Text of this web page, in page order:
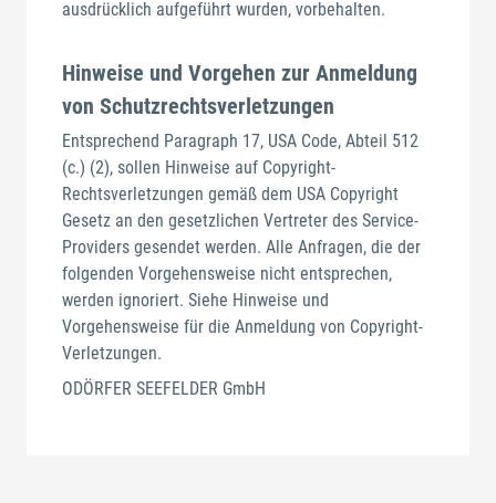
ausdrücklich aufgeführt wurden, vorbehalten.
Hinweise und Vorgehen zur Anmeldung
von Schutzrechtsverletzungen
Entsprechend Paragraph 17, USA Code, Abteil 512
(c.) (2), sollen Hinweise auf Copyright-
Rechtsverletzungen gemäß dem USA Copyright
Gesetz an den gesetzlichen Vertreter des Service-
Providers gesendet werden. Alle Anfragen, die der
folgenden Vorgehensweise nicht entsprechen,
werden ignoriert. Siehe Hinweise und
Vorgehensweise für die Anmeldung von Copyright-
Verletzungen.
ODÖRFER SEEFELDER GmbH